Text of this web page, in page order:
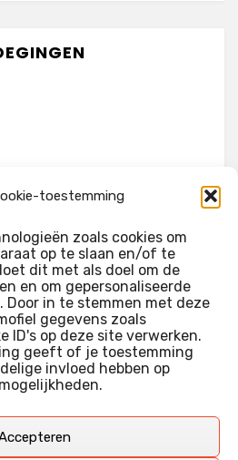
toestemming
zoals cookies om
op te slaan en/of te
dit met als doel om de
en om gepersonaliseerde
in te stemmen met deze
gegevens zoals
ID's op deze site verwerken.
geeft of je toestemming
invloed hebben op
m’n recensies omdat ik zoveel
niet meer wist welke ik nu wel of
filmliefhebber, heb als hobby nog
gewerkt, en heb als coproducent
vooral vrij pretentieloze